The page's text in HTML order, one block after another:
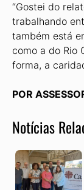
“Gostei do
trabalhando
também está
como a do Rio
forma, a
POR
Notícias